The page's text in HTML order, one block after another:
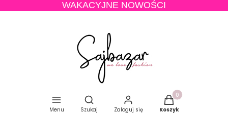
WAKACYJNE NOWOŚCI
Menu
Otwórz wyszukiwarkę
Szukaj Zaloguj się
Produkty w
Koszyk